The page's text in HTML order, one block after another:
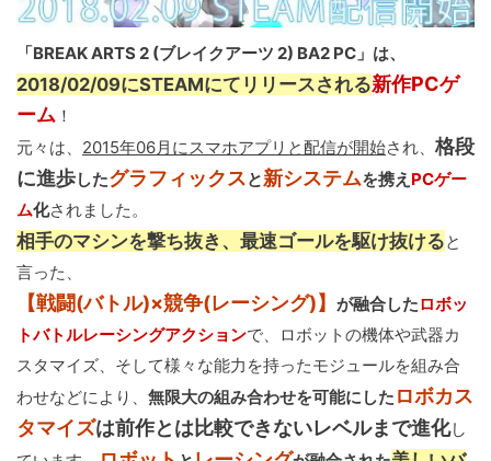
「BREAK ARTS 2 (ブレイクアーツ 2) BA2 PC」は、
2018/02/09にSTEAMにてリリースされる新作PCゲ
ーム ！
元々は、 2015年06月にスマホアプリと配信が開始され、 格段
に進歩したグラフィックスと新システムを携え PCゲー
ム化されました。
相手のマシンを撃ち抜き、最速ゴールを駆け抜けると
言った、
【戦闘(バトル)×競争(レーシング)】 が融合したロボッ
トバトルレーシングアクションで、ロボットの機体や武器カ
スタマイズ、そして様々な能力を持ったモジュールを組み合
わせなどにより、 無限大の組み合わせを可能にした ロボカス
タマイズは前作とは比較できないレベルまで進化し